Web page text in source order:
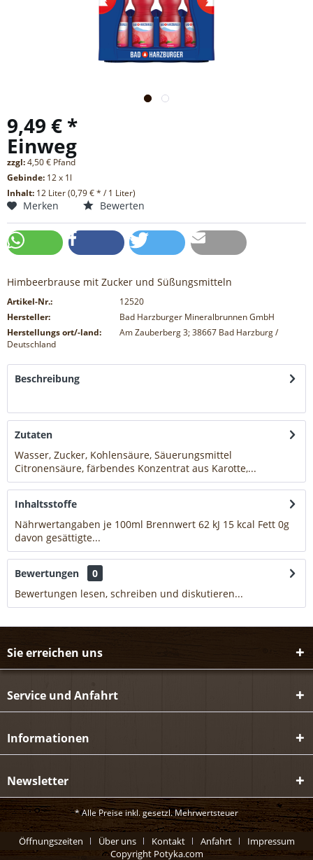
9,49 € *
Einweg
zzgl:4,50 € Pfand
Gebinde: 12 x 1l
Inhalt: 12 Liter (0,79 € * / 1 Liter)
Merken Bewerten
Himbeerbrause mit Zucker und Süßungsmitteln
Artikel-Nr.:
12520
Hersteller:
Bad Harzburger Mineralbrunnen GmbH
Herstellungs ort/-land:
Am Zauberberg 3; 38667 Bad Harzburg /
Deutschland
Beschreibung
Zutaten
Wasser, Zucker, Kohlensäure, Säuerungsmittel
Citronensäure, färbendes Konzentrat aus Karotte,...
Inhaltsstoffe
Nährwertangaben je 100ml Brennwert 62 kJ 15 kcal Fett 0g
davon gesättigte...
Bewertungen
0
Bewertungen lesen, schreiben und diskutieren...
Sie erreichen uns
Service und Anfahrt
Informationen
Newsletter
* Alle Preise inkl. gesetzl. Mehrwertsteuer
Öffnungszeiten Über uns Kontakt Anfahrt
Impressum
Copyright Potyka.com